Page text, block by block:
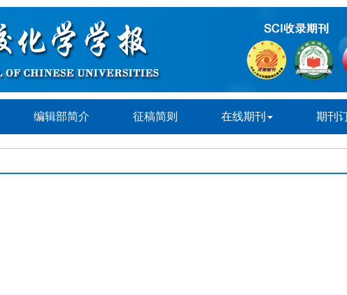
编辑部简介 征稿简则 在线期刊 期刊